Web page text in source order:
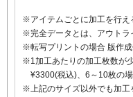
アイテムごとに加工を行え
完全データとは、アウトラ
転写プリントの場合 版作成
1加工あたりの加工枚数が
¥3300(税込)、6～10枚の
上記のサイズ以外でも加工